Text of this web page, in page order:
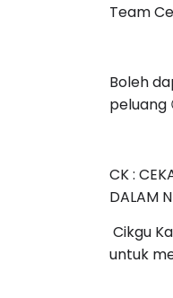
Team
Boleh
peluang
CK :
DALAM
Cikgu
untuk